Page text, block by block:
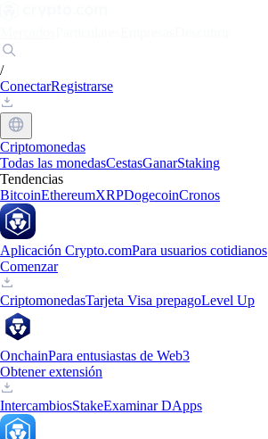
/
ConectarRegistrarse
Criptomonedas
Todas las monedasCestasGanarStaking
Tendencias
BitcoinEthereumXRPDogecoinCronos
Aplicación Crypto.comPara usuarios cotidianos
Comenzar
CriptomonedasTarjeta Visa prepagoLevel Up
OnchainPara entusiastas de Web3
Obtener extensión
IntercambiosStakeExaminar DApps